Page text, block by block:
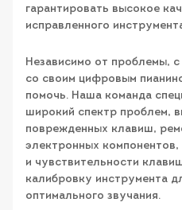
гарантировать высокое
исправленного
Независимо от проблемы,
со своим цифровым
помочь. Наша команда
широкий спектр проблем,
поврежденных клавиш,
электронных компонентов,
и чувствительности
калибровку инструмента
оптимального звучания.